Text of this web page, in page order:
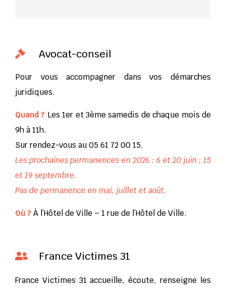
 Avocat-conseil
Pour vous accompagner dans vos démarches
juridiques.
Quand ? Les 1er et 3ème samedis de chaque mois de
9h à 11h.
Sur rendez-vous au 05 61 72 00 15.
Les prochaines permanences en 2026 : 6 et 20 juin ; 15
et 19 septembre.
Pas de permanence en mai, juillet et août.
Où ? À l’Hôtel de Ville – 1 rue de l’Hôtel de Ville.
 France Victimes 31
France Victimes 31 accueille, écoute, renseigne les